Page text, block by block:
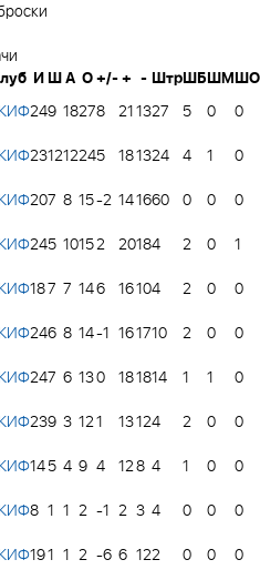
И Ш А О +/- + - Штр ШБ ШМ ШО
249 18278 21 1327 5 0 0
231212245 181324 4 1 0
207 8 15-2 141660 0 0 0
245 10152 20184 2 0 1
18 7 7 146 16104 2 0 0
246 8 14-1 161710 2 0 0
247 6 130 181814 1 1 0
239 3 121 13124 2 0 0
14 5 4 9 4 128 4 1 0 0
8 1 1 2 -1 2 3 4 0 0 0
191 1 2 -6 6 122 0 0 0